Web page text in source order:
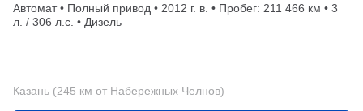
Автомат • Полный привод • 2012 г. в. • Пробег: 211 466 км • 3
л. / 306 л.с. • Дизель
Казань (245 км от Набережных Челнов)